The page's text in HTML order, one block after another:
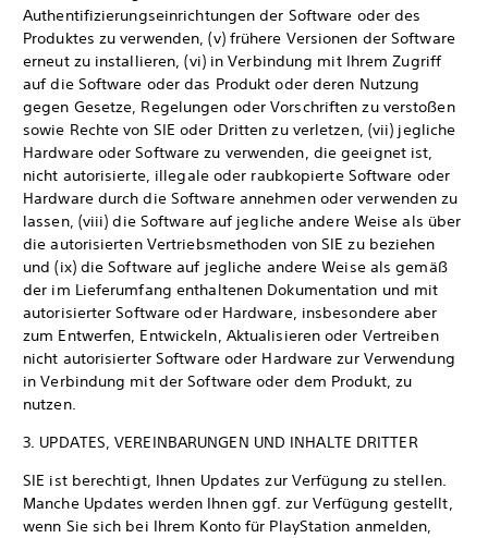
Authentifizierungseinrichtungen der Software oder des
Produktes zu verwenden, (v) frühere Versionen der Software
erneut zu installieren, (vi) in Verbindung mit Ihrem Zugriff
auf die Software oder das Produkt oder deren Nutzung
gegen Gesetze, Regelungen oder Vorschriften zu verstoßen
sowie Rechte von SIE oder Dritten zu verletzen, (vii) jegliche
Hardware oder Software zu verwenden, die geeignet ist,
nicht autorisierte, illegale oder raubkopierte Software oder
Hardware durch die Software annehmen oder verwenden zu
lassen, (viii) die Software auf jegliche andere Weise als über
die autorisierten Vertriebsmethoden von SIE zu beziehen
und (ix) die Software auf jegliche andere Weise als gemäß
der im Lieferumfang enthaltenen Dokumentation und mit
autorisierter Software oder Hardware, insbesondere aber
zum Entwerfen, Entwickeln, Aktualisieren oder Vertreiben
nicht autorisierter Software oder Hardware zur Verwendung
in Verbindung mit der Software oder dem Produkt, zu
nutzen.
3. UPDATES, VEREINBARUNGEN UND INHALTE DRITTER
SIE ist berechtigt, Ihnen Updates zur Verfügung zu stellen.
Manche Updates werden Ihnen ggf. zur Verfügung gestellt,
wenn Sie sich bei Ihrem Konto für PlayStation anmelden,